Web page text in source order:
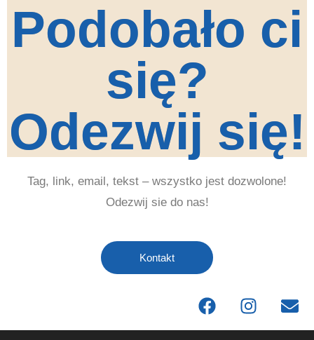
Podobało ci
się?
Odezwij się!
Tag, link, email, tekst – wszystko jest dozwolone!
Odezwij sie do nas!
Kontakt